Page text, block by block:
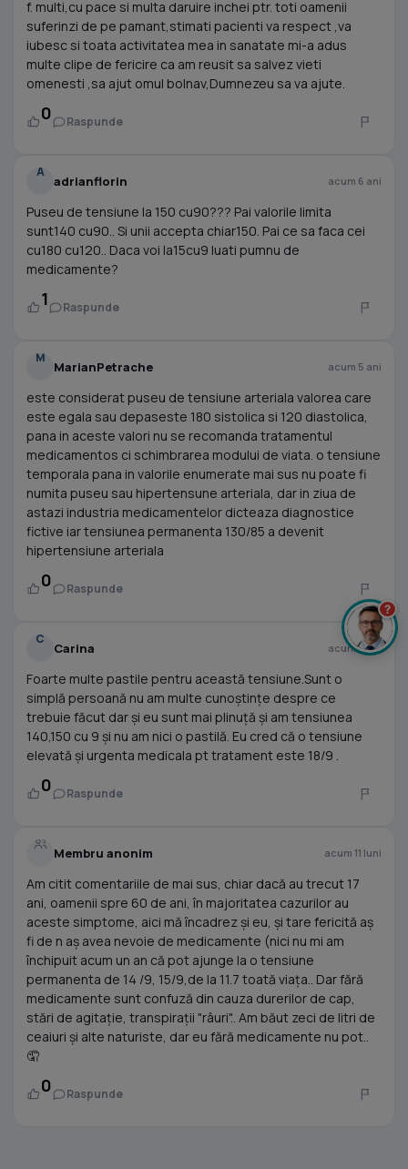
f. multi,cu pace si multa daruire inchei ptr. toti oamenii
suferinzi de pe pamant,stimati pacienti va respect ,va
iubesc si toata activitatea mea in sanatate mi-a adus
multe clipe de fericire ca am reusit sa salvez vieti
omenesti ,sa ajut omul bolnav,Dumnezeu sa va ajute.
0 Raspunde
A
adrianflorin acum 6 ani
Puseu de tensiune la 150 cu90??? Pai valorile limita
sunt140 cu90.. Si unii accepta chiar150. Pai ce sa faca cei
cu180 cu120.. Daca voi la15cu9 luati pumnu de
medicamente?
1 Raspunde
M
MarianPetrache acum 5 ani
este considerat puseu de tensiune arteriala valorea care
este egala sau depaseste 180 sistolica si 120 diastolica,
pana in aceste valori nu se recomanda tratamentul
medicamentos ci schimbrarea modului de viata. o tensiune
temporala pana in valorile enumerate mai sus nu poate fi
numita puseu sau hipertensune arteriala, dar in ziua de
astazi industria medicamentelor dicteaza diagnostice
fictive iar tensiunea permanenta 130/85 a devenit
hipertensiune arteriala
0 Raspunde
C
Carina acum 2 ani
Foarte multe pastile pentru această tensiune.Sunt o
simplă persoană nu am multe cunoștințe despre ce
trebuie făcut dar și eu sunt mai plinuță și am tensiunea
140,150 cu 9 și nu am nici o pastilă. Eu cred că o tensiune
elevată și urgenta medicala pt tratament este 18/9 .
0 Raspunde
Membru anonim acum 11 luni
Am citit comentariile de mai sus, chiar dacă au trecut 17
ani, oamenii spre 60 de ani, în majoritatea cazurilor au
aceste simptome, aici mă încadrez și eu, și tare fericită aș
fi de n aș avea nevoie de medicamente (nici nu mi am
închipuit acum un an că pot ajunge la o tensiune
permanenta de 14 /9, 15/9,de la 11.7 toată viața.. Dar fără
medicamente sunt confuză din cauza durerilor de cap,
stări de agitație, transpirații "râuri".. Am băut zeci de litri de
ceaiuri și alte naturiste, dar eu fără medicamente nu pot..
🤦
0 Raspunde
?